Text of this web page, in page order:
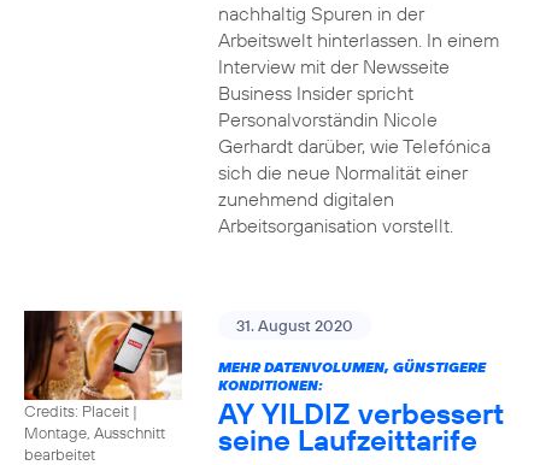
nachhaltig Spuren in der
Arbeitswelt hinterlassen. In einem
Interview mit der Newsseite
Business Insider spricht
Personalvorständin Nicole
Gerhardt darüber, wie Telefónica
sich die neue Normalität einer
zunehmend digitalen
Arbeitsorganisation vorstellt.
Credits: Placeit |
Montage, Ausschnitt
bearbeitet
31. August 2020
MEHR DATENVOLUMEN, GÜNSTIGERE
KONDITIONEN:
AY YILDIZ verbessert
seine Laufzeittarife